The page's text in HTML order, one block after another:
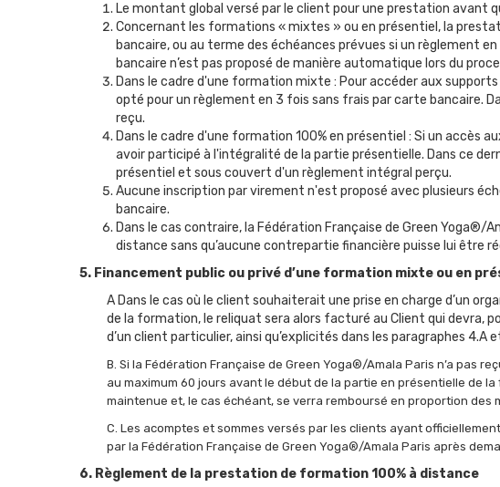
Le montant global versé par le client pour une prestation avant
Concernant les formations « mixtes » ou en présentiel, la
bancaire, ou au terme des échéances prévues si un règlement
bancaire n’est pas proposé de manière automatique lors du
Dans le cadre d'une formation mixte : Pour accéder aux
opté pour un règlement en 3 fois sans frais par carte bancaire.
reçu.
Dans le cadre d'une formation 100% en présentiel : Si un
avoir participé à l'intégralité de la partie présentielle. Dans ce
présentiel et sous couvert d'un règlement intégral perçu.
Aucune inscription par virement n'est proposé avec plusieurs
bancaire.
Dans le cas contraire, la Fédération Française de Green Yoga®/
distance sans qu’aucune contrepartie financière puisse lui être
5. Financement public ou privé d’une formation mixte ou en
A Dans le cas où le client souhaiterait une prise en charge d’un
de la formation, le reliquat sera alors facturé au Client qui devra,
d’un client particulier, ainsi qu’explicités dans les paragraphes 4.A
B. Si la Fédération Française de Green Yoga®/Amala Paris n’a pas
au maximum 60 jours avant le début de la partie en présentielle de
maintenue et, le cas échéant, se verra remboursé en proportion
C. Les acomptes et sommes versés par les clients ayant
par la Fédération Française de Green Yoga®/Amala Paris après
6. Règlement de la prestation de formation 100% à distance